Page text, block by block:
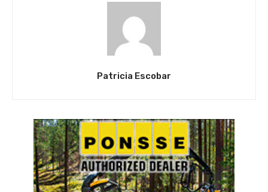
Patricia Escobar